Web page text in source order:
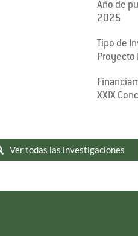
Año de
2025
Tipo de
Proyecto
XXIX
Ver todas las investigaciones